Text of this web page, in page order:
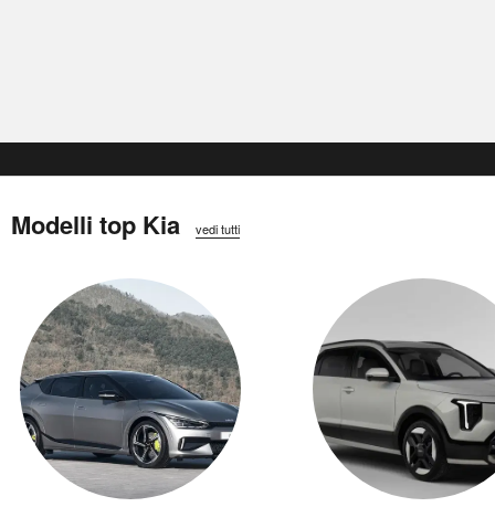
Modelli top Kia vedi tutti